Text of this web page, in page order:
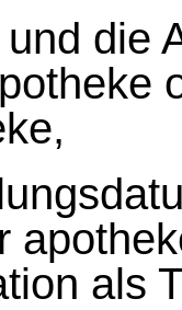
die
als